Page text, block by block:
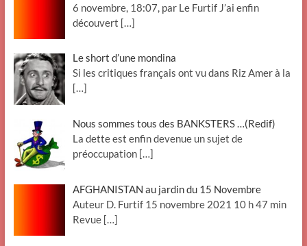
6 novembre, 18:07, par Le Furtif J’ai enfin
découvert […]
Le short d’une mondina
Si les critiques français ont vu dans Riz Amer à la
[…]
Nous sommes tous des BANKSTERS …(Redif)
La dette est enfin devenue un sujet de
préoccupation […]
AFGHANISTAN au jardin du 15 Novembre
Auteur D. Furtif 15 novembre 2021 10 h 47 min
Revue […]